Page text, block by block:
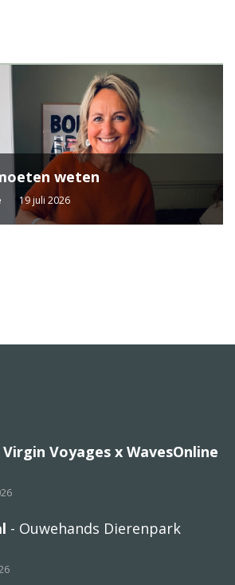
weten
19 juli 2026
Voyages x WavesOnline
- Ouwehands Dierenpark